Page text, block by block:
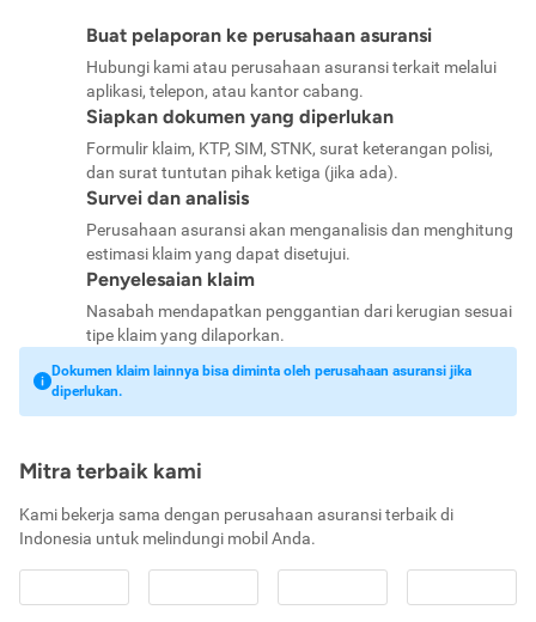
Buat pelaporan ke perusahaan asuransi
Hubungi kami atau perusahaan asuransi terkait melalui
aplikasi, telepon, atau kantor cabang.
Siapkan dokumen yang diperlukan
Formulir klaim, KTP, SIM, STNK, surat keterangan polisi,
dan surat tuntutan pihak ketiga (jika ada).
Survei dan analisis
Perusahaan asuransi akan menganalisis dan menghitung
estimasi klaim yang dapat disetujui.
Penyelesaian klaim
Nasabah mendapatkan penggantian dari kerugian sesuai
tipe klaim yang dilaporkan.
Dokumen klaim lainnya bisa diminta oleh perusahaan asuransi jika
diperlukan.
Mitra terbaik kami
Kami bekerja sama dengan perusahaan asuransi terbaik di
Indonesia untuk melindungi mobil Anda.